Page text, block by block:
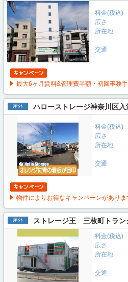
料金(税込)
広さ
所在地
交通
最大6ヶ月賃料&管理費半額・初回事務
屋外 ハローストレージ神奈川区入
料金(税込)
広さ
所在地
交通
物件によりお得なキャンペーンがありま
屋外 ストレージ王 三枚町トラン
料金(税込)
広さ
所在地
交通